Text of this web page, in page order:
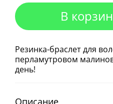
В
Резинка-браслет для
перламутровом
день!
Описание